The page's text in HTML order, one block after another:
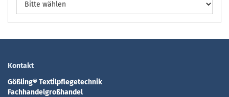
Kontakt
Gößling® Textilpflegetechnik
Fachhandelgroßhandel